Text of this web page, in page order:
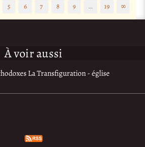
5 6 7 8 9 … 19 ∞
À voir aussi
La Transfiguration - église